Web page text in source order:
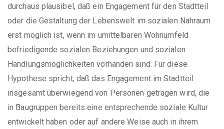
durchaus plausibel, daß ein Engagement für den Stadtteil
oder die Gestaltung der Lebenswelt im sozialen Nahraum
erst möglich ist, wenn im umittelbaren Wohnumfeld
befriedigende sozialen Beziehungen und sozialen
Handlungsmöglichkeiten vorhanden sind. Für diese
Hypothese spricht, daß das Engagement im Stadtteil
insgesamt überwiegend von Personen getragen wird, die
in Baugruppen bereits eine entsprechende soziale Kultur
entwickelt haben oder auf andere Weise auch in ihrem